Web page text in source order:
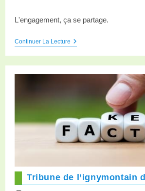
L'engagement, ça se partage.
Continuer La Lecture
Tribune de l’ignymontain